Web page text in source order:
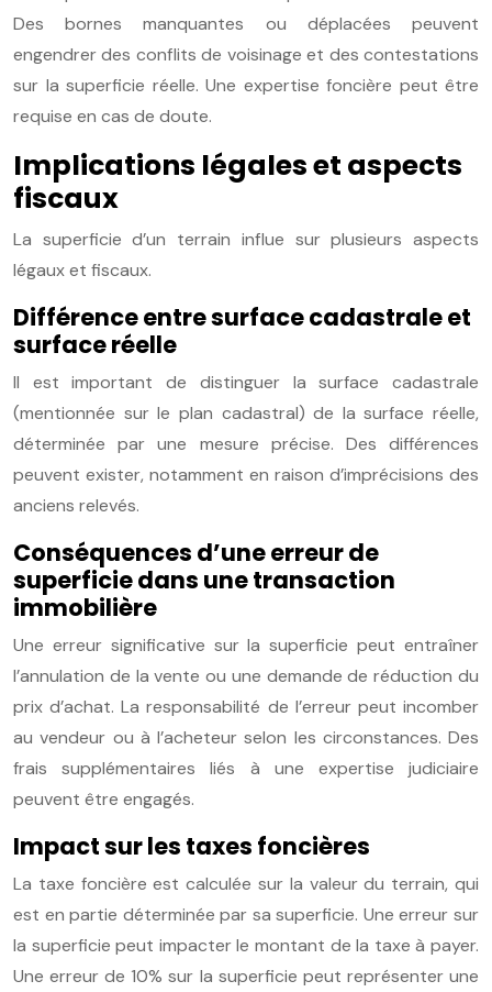
Des bornes manquantes ou déplacées peuvent
engendrer des conflits de voisinage et des contestations
sur la superficie réelle. Une expertise foncière peut être
requise en cas de doute.
Implications légales et aspects
fiscaux
La superficie d’un terrain influe sur plusieurs aspects
légaux et fiscaux.
Différence entre surface cadastrale et
surface réelle
Il est important de distinguer la surface cadastrale
(mentionnée sur le plan cadastral) de la surface réelle,
déterminée par une mesure précise. Des différences
peuvent exister, notamment en raison d’imprécisions des
anciens relevés.
Conséquences d’une erreur de
superficie dans une transaction
immobilière
Une erreur significative sur la superficie peut entraîner
l’annulation de la vente ou une demande de réduction du
prix d’achat. La responsabilité de l’erreur peut incomber
au vendeur ou à l’acheteur selon les circonstances. Des
frais supplémentaires liés à une expertise judiciaire
peuvent être engagés.
Impact sur les taxes foncières
La taxe foncière est calculée sur la valeur du terrain, qui
est en partie déterminée par sa superficie. Une erreur sur
la superficie peut impacter le montant de la taxe à payer.
Une erreur de 10% sur la superficie peut représenter une